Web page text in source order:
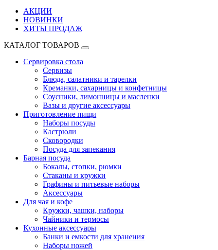
АКЦИИ
НОВИНКИ
ХИТЫ ПРОДАЖ
КАТАЛОГ ТОВАРОВ
Сервировка стола
Сервизы
Блюда, салатники и тарелки
Креманки, сахарницы и конфетницы
Соусники, лимонницы и масленки
Вазы и другие аксессуары
Приготовление пищи
Наборы посуды
Кастрюли
Сковородки
Посуда для запекания
Барная посуда
Бокалы, стопки, рюмки
Стаканы и кружки
Графины и питьевые наборы
Аксессуары
Для чая и кофе
Кружки, чашки, наборы
Чайники и термосы
Кухонные аксессуары
Банки и емкости для хранения
Наборы ножей